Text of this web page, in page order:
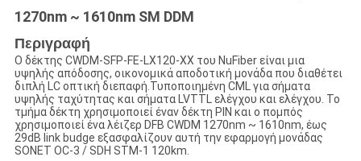
1270nm ~ 1610nm SM DDM
Περιγραφή
Ο δέκτης CWDM-SFP-FE-LX120-XX του NuFiber είναι μια
υψηλής απόδοσης, οικονομικά αποδοτική μονάδα που διαθέτει
διπλή LC οπτική διεπαφή.Τυποποιημένη CML για σήματα
υψηλής ταχύτητας και σήματα LVTTL ελέγχου και ελέγχου. Το
τμήμα δέκτη χρησιμοποιεί έναν δέκτη PIN και ο πομπός
χρησιμοποιεί ένα λέιζερ DFB CWDM 1270nm ~ 1610nm, έως
29dB link budge εξασφαλίζουν αυτή την εφαρμογή μονάδας
SONET OC-3 / SDH STM-1 120km.